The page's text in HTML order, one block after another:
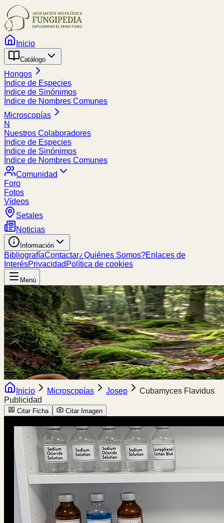
Inicio
Catálogo
Hongos
Índice de Especies
Índice de Sinónimos
Índice de Nombres Comunes
Microscopías
N
Nuestros Colaboradores
Índice de Especies
Índice de Sinónimos
Índice de Nombres Comunes
Comunidad
Foro
Fotos
Vídeos
Setales
Noticias
Información
BibliografíaContactar¿Quiénes Somos?Enlaces de
InterésPrivacidad Política de cookies
Menú
Inicio Microscopías Josep
Cubamyces Flavidus
Publicidad
Citar Ficha Citar Imagen